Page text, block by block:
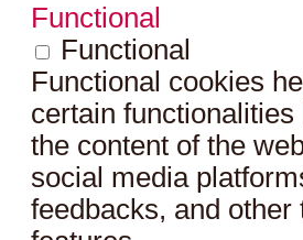
Functional
Functional
Functional cookies
certain
the content of the
social media
feedbacks, and other